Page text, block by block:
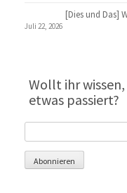
[Dies und Das]
Juli 22, 2026
Wollt ihr
etwas passiert?